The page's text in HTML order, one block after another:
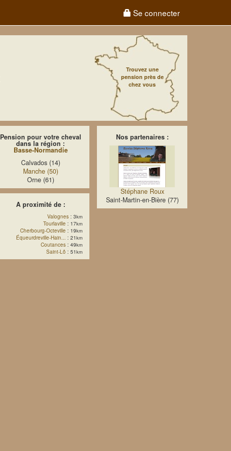
Se connecter
Trouvez une
pension près de
chez vous
Pension pour votre cheval
dans la région :
Basse-Normandie
Calvados (14)
Manche (50)
Orne (61)
A proximité de :
Valognes : 3km
Tourlaville : 17km
Cherbourg-Octeville : 19km
Équeurdreville-Hain... : 21km
Coutances : 49km
Saint-Lô : 51km
Nos partenaires :
Stéphane Roux
Saint-Martin-en-Bière (77)